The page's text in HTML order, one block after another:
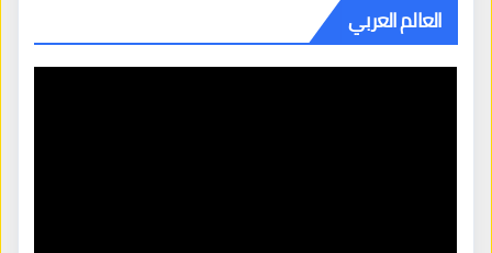
العالم العربي